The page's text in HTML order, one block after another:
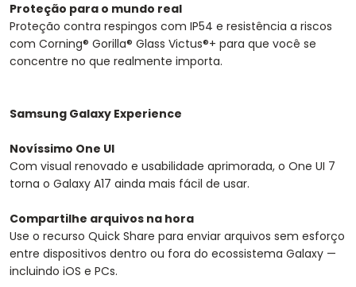
Proteção para o mundo real
Proteção contra respingos com IP54 e resistência a riscos
com Corning® Gorilla® Glass Victus®+ para que você se
concentre no que realmente importa.
Samsung Galaxy Experience
Novíssimo One UI
Com visual renovado e usabilidade aprimorada, o One UI 7
torna o Galaxy A17 ainda mais fácil de usar.
Compartilhe arquivos na hora
Use o recurso Quick Share para enviar arquivos sem esforço
entre dispositivos dentro ou fora do ecossistema Galaxy —
incluindo iOS e PCs.